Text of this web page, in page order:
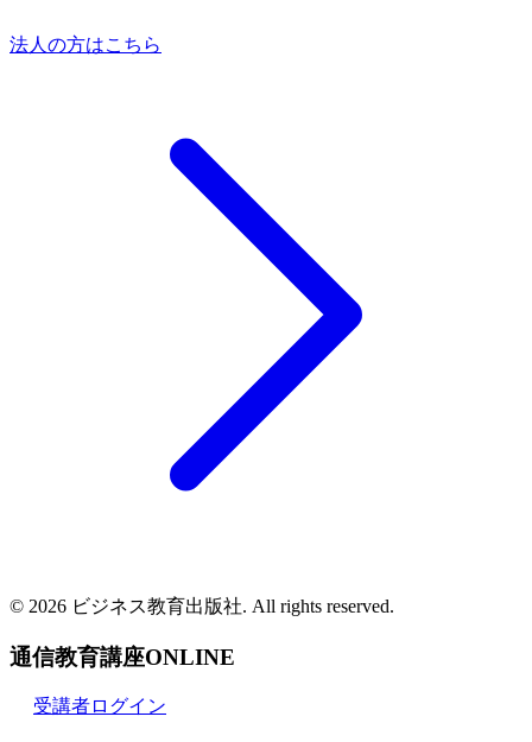
法人の方はこちら
© 2026 ビジネス教育出版社. All rights reserved.
通信教育講座ONLINE
受講者ログイン